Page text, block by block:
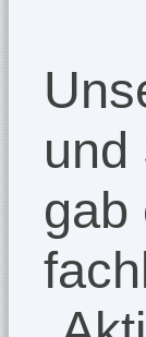
und
gab